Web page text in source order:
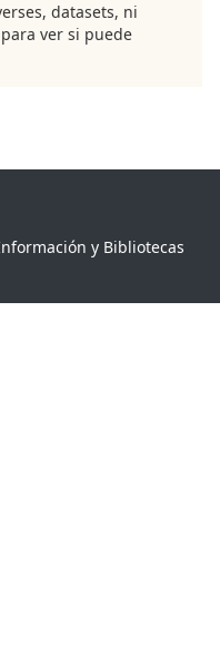
datasets, ni
para ver si puede
y Bibliotecas